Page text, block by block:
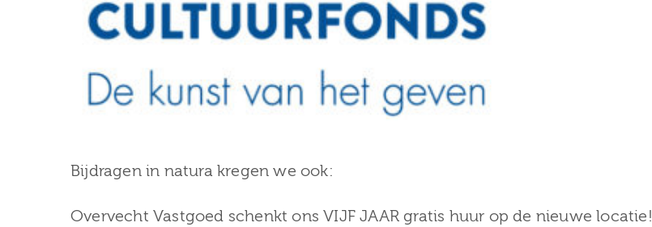
Bijdragen in natura kregen we ook:
Overvecht Vastgoed schenkt ons VIJF JAAR gratis huur op de nieuwe locatie!
12 februari 2026
26 februari 2026 Herdenking
30 januari 2026